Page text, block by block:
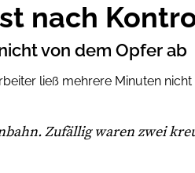
nach
von dem Opfer ab
Zufällig waren zwei